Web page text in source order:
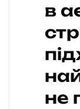
в
не